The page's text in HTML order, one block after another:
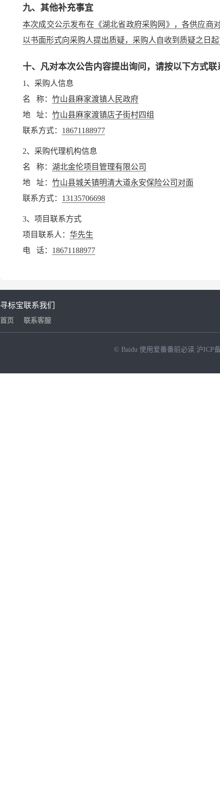
九、其他补充事宜
本次成交公示发布在《湖北省政府采购网》，各供应商
以书面形式向采购人提出质疑，采购人自收到质疑之日
十、凡对本次公告内容提出询问，请按以下方式联
1、采购人信息
名 称： 竹山县麻家渡镇人民政府
地 址： 竹山县麻家渡镇店子街村四组
联系方式： 18671188977
2、采购代理机构信息
名 称： 湖北金伦项目管理有限公司
地 址： 竹山县城关镇明清大道永安保险公司对面
联系方式： 13135706698
3、项目联系方式
项目联系人： 华先生
电 话： 18671188977
寻标宝
首页
联系我们
联系客服
© Baidu 使用爱番番前必读 沪ICP